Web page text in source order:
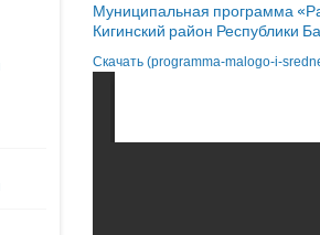
Муниципальная программа
Кигинский район Республики
Скачать (programma-malogo-i-